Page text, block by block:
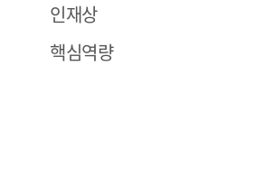
인재상
핵심역량